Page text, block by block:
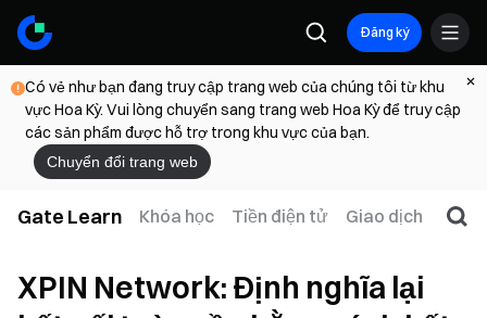
Đăng ký
Có vẻ như bạn đang truy cập trang web của chúng tôi từ khu
vực Hoa Kỳ. Vui lòng chuyển sang trang web Hoa Kỳ để truy cập
các sản phẩm được hỗ trợ trong khu vực của bạn.
Chuyển đổi trang web
Gate Learn Khóa học Tiền điện tử Giao dịch Web3
XPIN Network: Định nghĩa lại